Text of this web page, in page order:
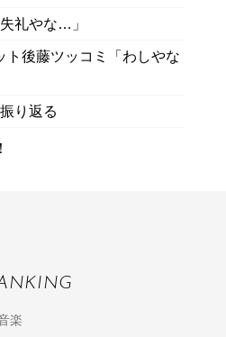
礼やな…」
ト後藤ツッコミ「わしやな
り返る
楽